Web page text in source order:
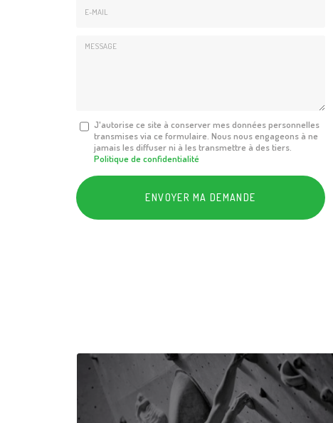
MessageJ'autorise ce site à conserver mes données personnelles
transmises via ce formulaire. Nous nous engageons à ne
jamais les diffuser ni à les transmettre à des tiers.
Politique de confidentialité
Acceptation
RGPD
ENVOYER MA DEMANDE